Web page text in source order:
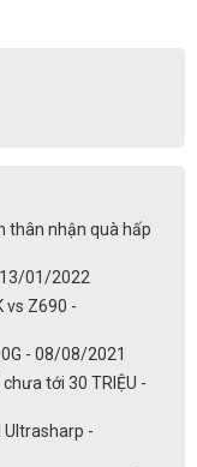
thân nhận quà hấp
13/01/2022
vs Z690 -
- 08/08/2021
tới 30 TRIỆU -
Ultrasharp -